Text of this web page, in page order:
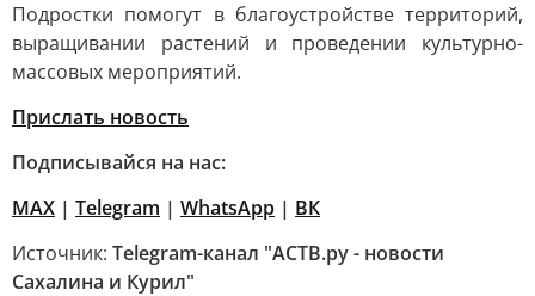
Подростки помогут в благоустройстве территорий,
выращивании растений и проведении культурно-
массовых мероприятий.
Прислать новость
Подписывайся на нас:
MAX | Telegram | WhatsApp | ВК
Источник: Telegram-канал "АСТВ.ру - новости
Сахалина и Курил"